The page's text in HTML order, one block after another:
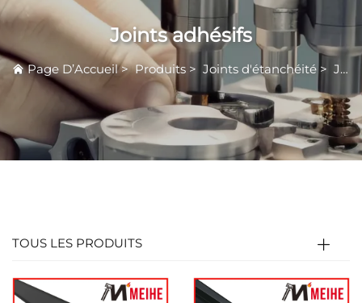
Joints adhésifs
Page D’Accueil>Produits > Joints d'étanchéité> Joints adhésifs
TOUS LES PRODUITS